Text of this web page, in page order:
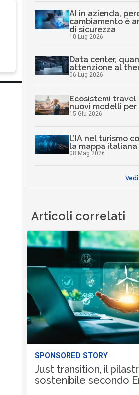
AI in azienda,
cambiamento è
di sicurezza
10 Lug 2026
Data center,
attenzione al
06 Lug 2026
Ecosistemi
nuovi modelli per
15 Giu 2026
L’IA nel turismo
la mappa
08 Mag 2026
Articoli correlati
SPONSORED STORY
Just transition, il
sostenibile secondo